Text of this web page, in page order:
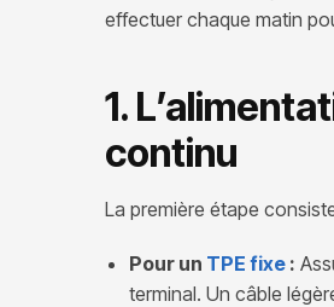
effectuer chaque matin
1.
continu
La première étape
Pour un TPE fixe :
terminal. Un câble